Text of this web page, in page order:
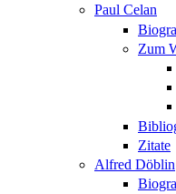
Paul Celan
Zum
Zitate
Alfred Döblin